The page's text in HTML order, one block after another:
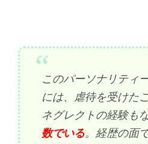
このパーソナリティ
には、虐待を受けた
ネグレクトの経験も
数でいる。経歴の面